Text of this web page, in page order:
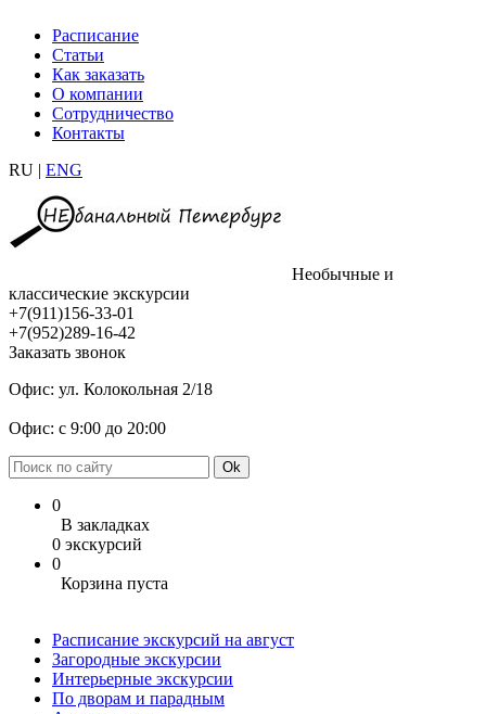
Расписание
Статьи
Как заказать
О компании
Сотрудничество
Контакты
RU | ENG
Необычные и
классические экскурсии
+7(911)156-33-01
+7(952)289-16-42
Заказать звонок
Офис: ул. Колокольная 2/18
Офис: с 9:00 до 20:00
0
В закладках
0 экскурсий
0
Корзина пуста
Расписание экскурсий на август
Загородные экскурсии
Интерьерные экскурсии
По дворам и парадным